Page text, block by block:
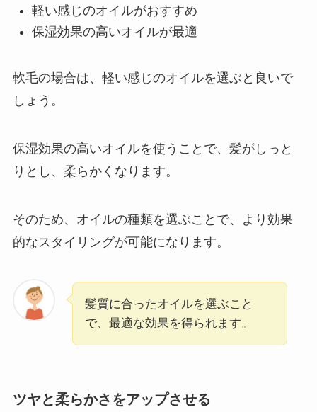
軽い感じのオイルがおすすめ
保湿効果の高いオイルが最適
軟毛の場合は、軽い感じのオイルを選ぶと良いで
しょう。
保湿効果の高いオイルを使うことで、髪がしっと
りとし、柔らかくなります。
そのため、オイルの種類を選ぶことで、より効果
的なスタイリングが可能になります。
髪質に合ったオイルを選ぶこと
で、最適な効果を得られます。
ツヤと柔らかさをアップさせる